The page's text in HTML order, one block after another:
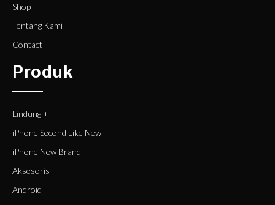
Shop
Tentang Kami
Contact
Produk
Lindungi+
iPhone Second Like New
iPhone New Brand
Aksesoris
Android